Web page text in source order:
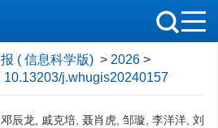
( 信息科学版) > 2026 >
10.13203/j.whugis20240157
辰龙, 戚克培, 聂肖虎, 邹璇, 李洋洋, 刘